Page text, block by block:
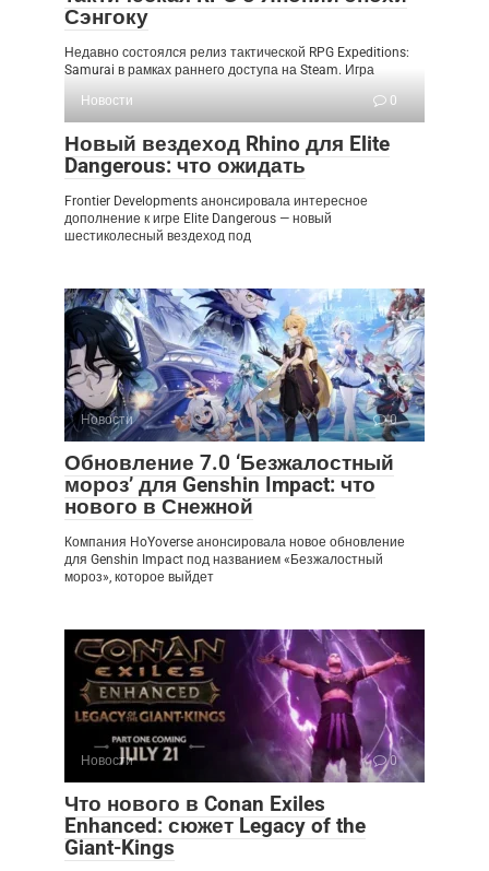
Сэнгоку
Недавно состоялся релиз тактической RPG Expeditions:
Samurai в рамках раннего доступа на Steam. Игра
Новости
0
Новый вездеход Rhino для Elite
Dangerous: что ожидать
Frontier Developments анонсировала интересное
дополнение к игре Elite Dangerous — новый
шестиколесный вездеход под
Новости 0
Обновление 7.0 ‘Безжалостный
мороз’ для Genshin Impact: что
нового в Снежной
Компания HoYoverse анонсировала новое обновление
для Genshin Impact под названием «Безжалостный
мороз», которое выйдет
Новости 0
Что нового в Conan Exiles
Enhanced: сюжет Legacy of the
Giant-Kings